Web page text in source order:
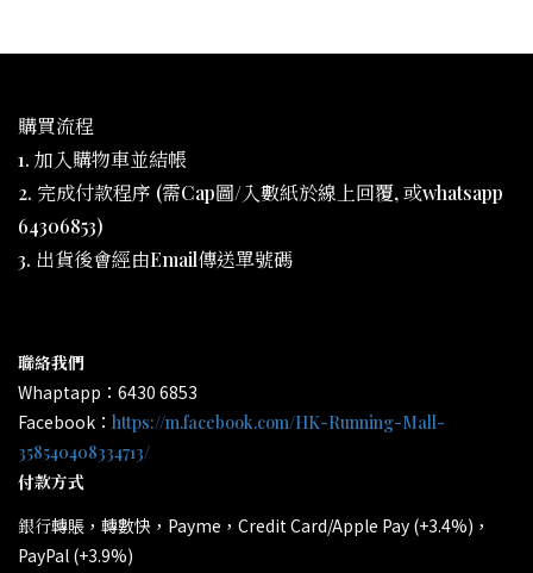
購買流程
1. 加入購物車並結帳
2. 完成付款程序 (需Cap圖/入數紙於線上回覆, 或whatsapp
64306853)
3. 出貨後會經由Email傳送單號碼
聯絡我們
Whaptapp：6430 6853
Facebook： https://m.facebook.com/HK-Running-Mall-
358540408334713/
付款方式
銀行轉賬，轉數快，Payme，Credit Card/Apple Pay (+3.4%)，
PayPal (+3.9%)